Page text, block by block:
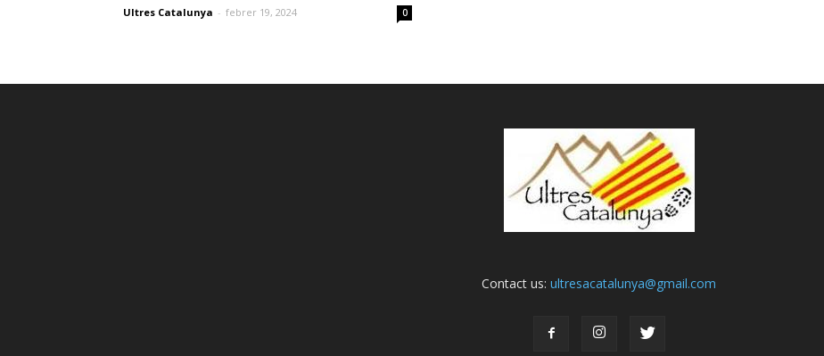
Ultres Catalunya - febrer 19, 2024 0
Contact us:ultresacatalunya@gmail.com